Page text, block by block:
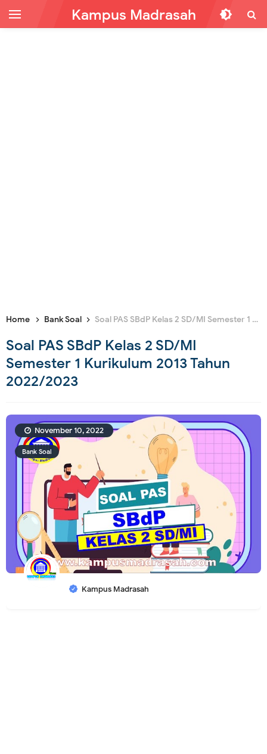
Kampus Madrasah
Home Bank Soal Soal PAS SBdP Kelas 2 SD/MI Semester 1 Kurikulum 2013 Tahun 2022/2023
Soal PAS SBdP Kelas 2 SD/MI
Semester 1 Kurikulum 2013 Tahun
2022/2023
Bank Soal
Kampus Madrasah
November 10, 2022